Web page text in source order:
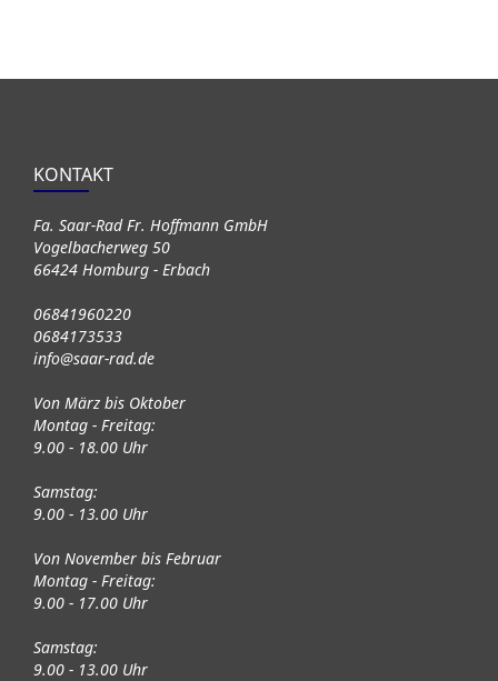
KONTAKT
Fa. Saar-Rad Fr. Hoffmann GmbH
Vogelbacherweg 50
66424 Homburg - Erbach
06841960220
0684173533
info@saar-rad.de
Von März bis Oktober
Montag - Freitag:
9.00 - 18.00 Uhr
Samstag:
9.00 - 13.00 Uhr
Von November bis Februar
Montag - Freitag:
9.00 - 17.00 Uhr
Samstag:
9.00 - 13.00 Uhr